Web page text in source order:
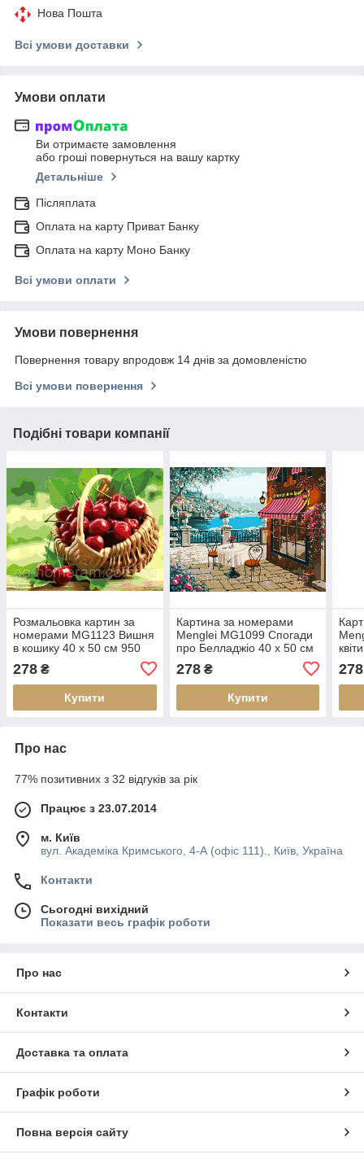
Нова Пошта
Всі умови доставки
Умови оплати
Ви отримаєте замовлення
або гроші повернуться на вашу картку
Детальніше
Післяплата
Оплата на карту Приват Банку
Оплата на карту Моно Банку
Всі умови оплати
Умови повернення
Повернення товару впродовж 14 днів за домовленістю
Всі умови повернення
Подібні товари компанії
Розмальовка картин за
номерами MG1123 Вишня
в кошику 40 х 50 см 950
278 ₴
Купити
Картина за номерами
Menglei MG1099 Спогади
про Белладжіо 40 х 50 см
278₴
Купити
278
Про нас
77% позитивних з 32 відгуків за рік
Працює з 23.07.2014
м. Київ
вул. Академіка Кримського, 4-А (офіс 111)., Київ, Україна
Контакти
Сьогодні вихідний
Показати весь графік роботи
Про нас
Контакти
Доставка та оплата
Графік роботи
Повна версія сайту